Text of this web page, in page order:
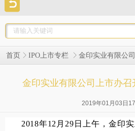
首页 IPO上市专栏 金印实业有限公
金印实业有限公司上市办召
2019年01月03日
2018年12月29日上午，金印